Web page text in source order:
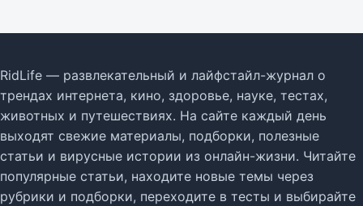
RidLife — развлекательный и лайфстайл-журнал о
трендах интернета, кино, здоровье, науке, тестах,
животных и путешествиях. На сайте каждый день
выходят свежие материалы, подборки, полезные
статьи и вирусные истории из онлайн-жизни. Читайте
популярные статьи, находите новые темы через
рубрики и подборки, переходите в тесты и выбирайте